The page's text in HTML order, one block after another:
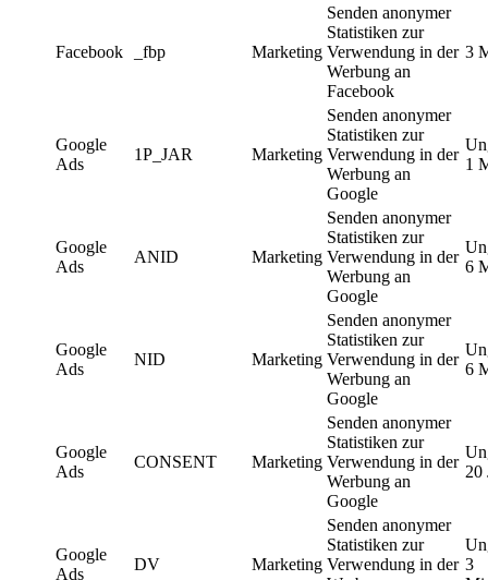
Facebook _fbp Marketing
Senden anonymer
Statistiken zur
Verwendung in der
Werbung an
Facebook
3
Google
Ads
1P_JAR Marketing
Senden anonymer
Statistiken zur
Verwendung in der
Werbung an
Google
1
Google
Ads
ANID Marketing
Senden anonymer
Statistiken zur
Verwendung in der
Werbung an
Google
6
Google
Ads
NID Marketing
Senden anonymer
Statistiken zur
Verwendung in der
Werbung an
Google
6
Google
Ads
CONSENT Marketing
Senden anonymer
Statistiken zur
Verwendung in der
Werbung an
Google
20
Google
Ads
DV Marketing
Senden anonymer
Statistiken zur
Verwendung in der 3